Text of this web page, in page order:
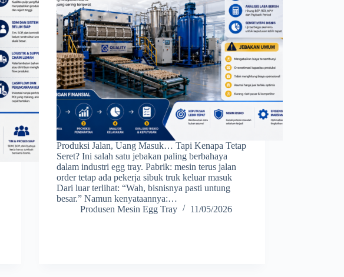
Produksi Jalan, Uang Masuk… Tapi Kenapa Tetap
Seret? Ini salah satu jebakan paling berbahaya
dalam industri egg tray. Pabrik: mesin terus jalan
order tetap ada pekerja sibuk truk keluar masuk
Dari luar terlihat: “Wah, bisnisnya pasti untung
besar.” Namun kenyataannya:…
Produsen Mesin Egg Tray
11/05/2026